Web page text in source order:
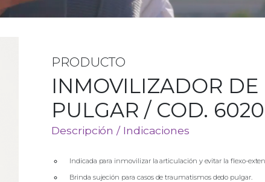
PRODUCTO
INMOVILIZADOR
PULGAR / COD. 6020
Descripción / Indicaciones
Indicada para inmovilizar la articulación y evitar la flexo-
Brinda sujeción para casos de traumatismos dedo pulgar.